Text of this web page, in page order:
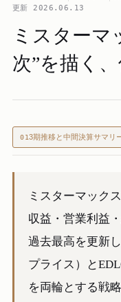
更新 2026.06.13
ミスターマ
次”を描く
013期推移と中間決算サマリ
ミスターマック
収益・営業利益
過去最高を更新
プライス）と
を両輪とする戦